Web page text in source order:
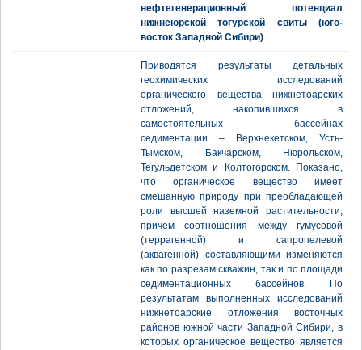
нефтегенерационный потенциал
нижнеюрской тогурской свиты (юго-
восток Западной Сибири)
Приводятся результаты детальных
геохимических исследований
органического вещества нижнетоарских
отложений, накопившихся в
самостоятельных бассейнах
седиментации – Верхнекетском, Усть-
Тымском, Бакчарском, Нюрольском,
Тегульдетском и Колтогорском. Показано,
что органическое вещество имеет
смешанную природу при преобладающей
роли высшей наземной растительности,
причем соотношения между гумусовой
(террагенной) и сапропелевой
(аквагенной) составляющими изменяются
как по разрезам скважин, так и по площади
седиментационных бассейнов. По
результатам выполненных исследований
нижнетоарские отложения восточных
районов южной части Западной Сибири, в
которых органическое вещество является